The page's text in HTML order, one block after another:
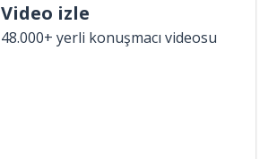
Video izle
48.000+ yerli konuşmacı videosu